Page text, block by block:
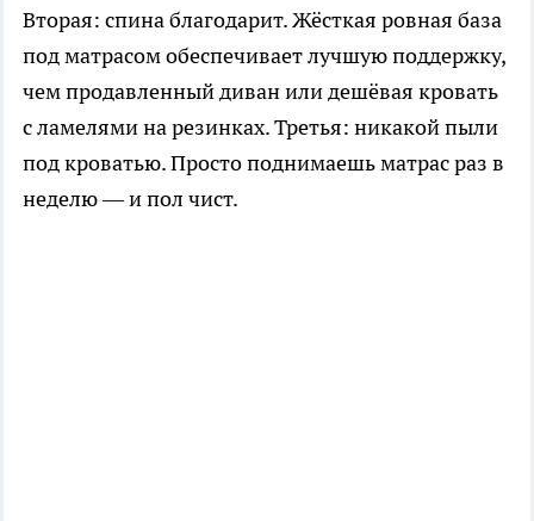
Вторая: спина благодарит. Жёсткая ровная база
под матрасом обеспечивает лучшую поддержку,
чем продавленный диван или дешёвая кровать
с ламелями на резинках. Третья: никакой пыли
под кроватью. Просто поднимаешь матрас раз в
неделю — и пол чист.